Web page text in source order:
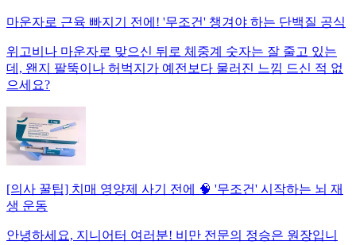
마운자로 근육 빠지기 전에! '무조건' 챙겨야 하는 단백질 공식
위고비나 마운자로 맞으신 뒤로 체중계 숫자는 잘 줄고 있는
데, 왠지 팔뚝이나 허벅지가 예전보다 물러진 느낌 드신 적 없
으세요?
[의사 꿀팁] 치매 영양제 사기 전에 🧠 '무조건' 시작하는 뇌 재
생 운동
안녕하세요, 지니어터 여러분! 비만 전문의 정승은 원장입니